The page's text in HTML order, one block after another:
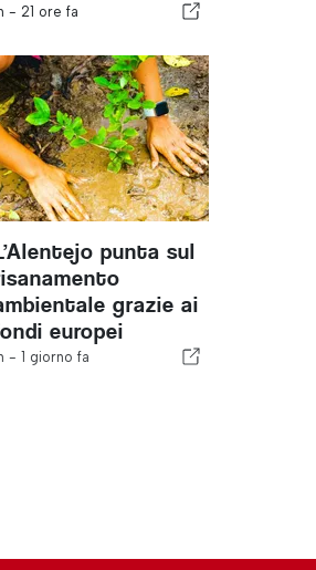
- 21 ore fa
punta sul
grazie ai
europei
- 1 giorno fa